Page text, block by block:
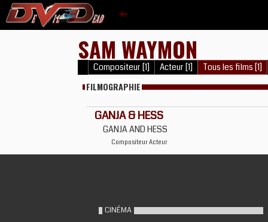
SAM WAYMON
Compositeur [1] Acteur [1] Tous les films [1]
FILMOGRAPHIE
GANJA & HESS
GANJA AND HESS
CompositeurActeur
CINÉMA